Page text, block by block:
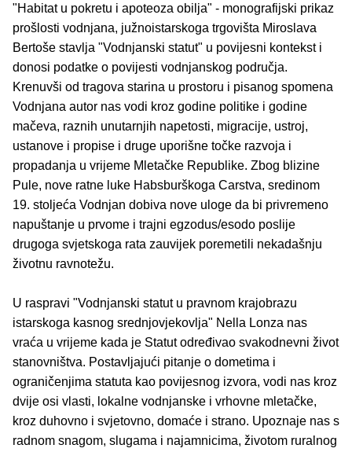
"Habitat u pokretu i apoteoza obilja" - monografijski prikaz
prošlosti vodnjana, južnoistarskoga trgovišta Miroslava
Bertoše stavlja "Vodnjanski statut" u povijesni kontekst i
donosi podatke o povijesti vodnjanskog područja.
Krenuvši od tragova starina u prostoru i pisanog spomena
Vodnjana autor nas vodi kroz godine politike i godine
mačeva, raznih unutarnjih napetosti, migracije, ustroj,
ustanove i propise i druge uporišne točke razvoja i
propadanja u vrijeme Mletačke Republike. Zbog blizine
Pule, nove ratne luke Habsburškoga Carstva, sredinom
19. stoljeća Vodnjan dobiva nove uloge da bi privremeno
napuštanje u prvome i trajni egzodus/esodo poslije
drugoga svjetskoga rata zauvijek poremetili nekadašnju
životnu ravnotežu.
U raspravi "Vodnjanski statut u pravnom krajobrazu
istarskoga kasnog srednjovjekovlja" Nella Lonza nas
vraća u vrijeme kada je Statut određivao svakodnevni život
stanovništva. Postavljajući pitanje o dometima i
ograničenjima statuta kao povijesnog izvora, vodi nas kroz
dvije osi vlasti, lokalne vodnjanske i vrhovne mletačke,
kroz duhovno i svjetovno, domaće i strano. Upoznaje nas s
radnom snagom, slugama i najamnicima, životom ruralnog